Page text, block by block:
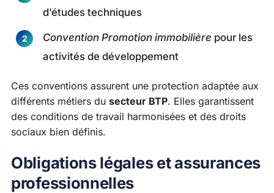
d’études techniques
Convention Promotion immobilière pour les
activités de développement
Ces conventions assurent une protection adaptée aux
différents métiers du secteur BTP. Elles garantissent
des conditions de travail harmonisées et des droits
sociaux bien définis.
Obligations légales et assurances
professionnelles